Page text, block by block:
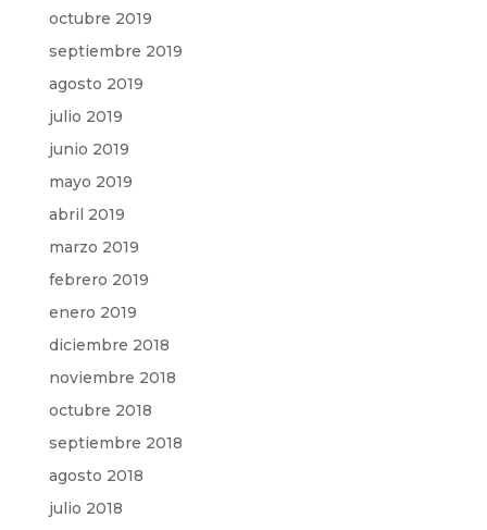
octubre 2019
septiembre 2019
agosto 2019
julio 2019
junio 2019
mayo 2019
abril 2019
marzo 2019
febrero 2019
enero 2019
diciembre 2018
noviembre 2018
octubre 2018
septiembre 2018
agosto 2018
julio 2018